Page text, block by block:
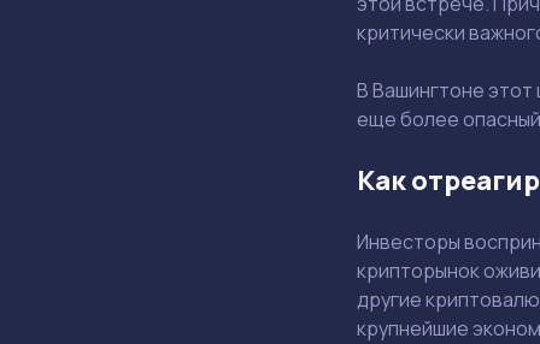
критически
В Вашингтоне этот
еще более
Как
Инвесторы
крипторынок
другие
крупнейшие